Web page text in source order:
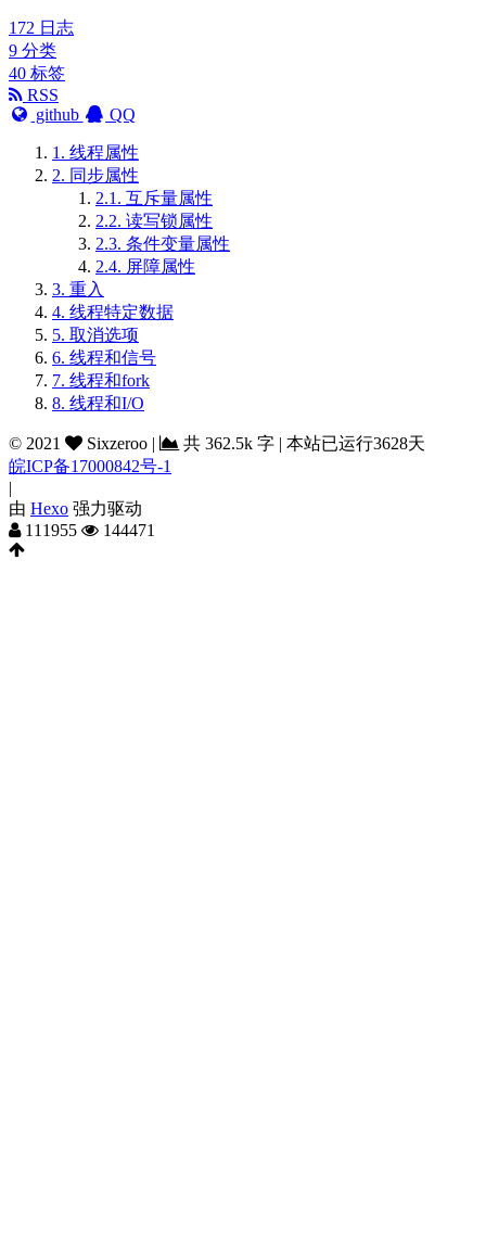
172 日志
9 分类
40 标签
RSS
github
QQ
1. 线程属性
2. 同步属性
2.1. 互斥量属性
2.2. 读写锁属性
2.3. 条件变量属性
2.4. 屏障属性
3. 重入
4. 线程特定数据
5. 取消选项
6. 线程和信号
7. 线程和fork
8. 线程和I/O
© 2021 Sixzeroo | 共 362.5k 字 | 本站已运行3628天
皖ICP备17000842号-1
|
由 Hexo 强力驱动
111955
144471